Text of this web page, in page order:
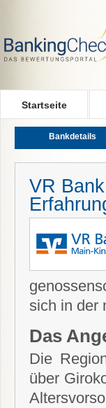
Startseite
Bankdetails
VR
sich in der
Das
Die
über